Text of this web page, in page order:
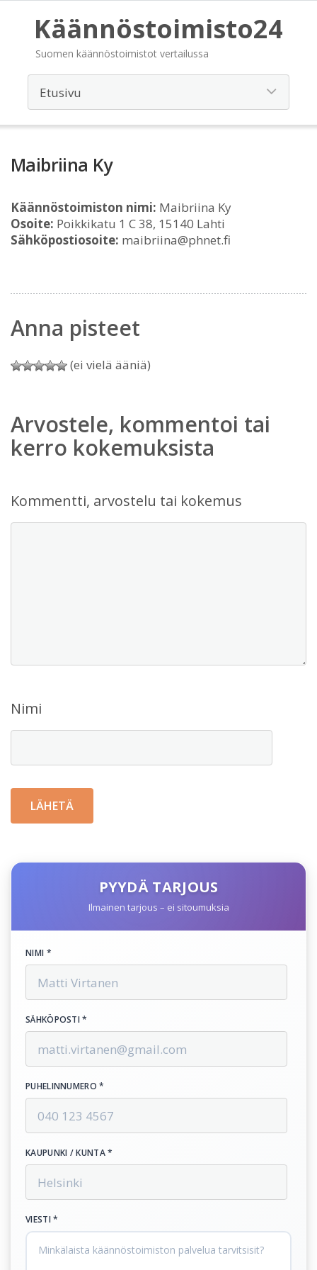
Käännöstoimisto24
Suomen käännöstoimistot vertailussa
Maibriina Ky
Käännöstoimiston nimi: Maibriina Ky
Osoite: Poikkikatu 1 C 38, 15140 Lahti
Sähköpostiosoite: maibriina@phnet.fi
Anna pisteet
(ei vielä ääniä)
Arvostele, kommentoi tai
kerro kokemuksista
Kommentti, arvostelu tai kokemus
Nimi
PYYDÄ TARJOUS
Ilmainen tarjous – ei sitoumuksia
NIMI *
SÄHKÖPOSTI *
PUHELINNUMERO *
KAUPUNKI / KUNTA *
VIESTI *